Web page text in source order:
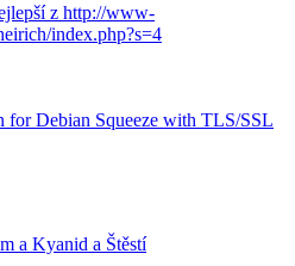
z http://www-
index.php?s=4
Debian Squeeze with TLS/SSL
a Kyanid a Štěstí